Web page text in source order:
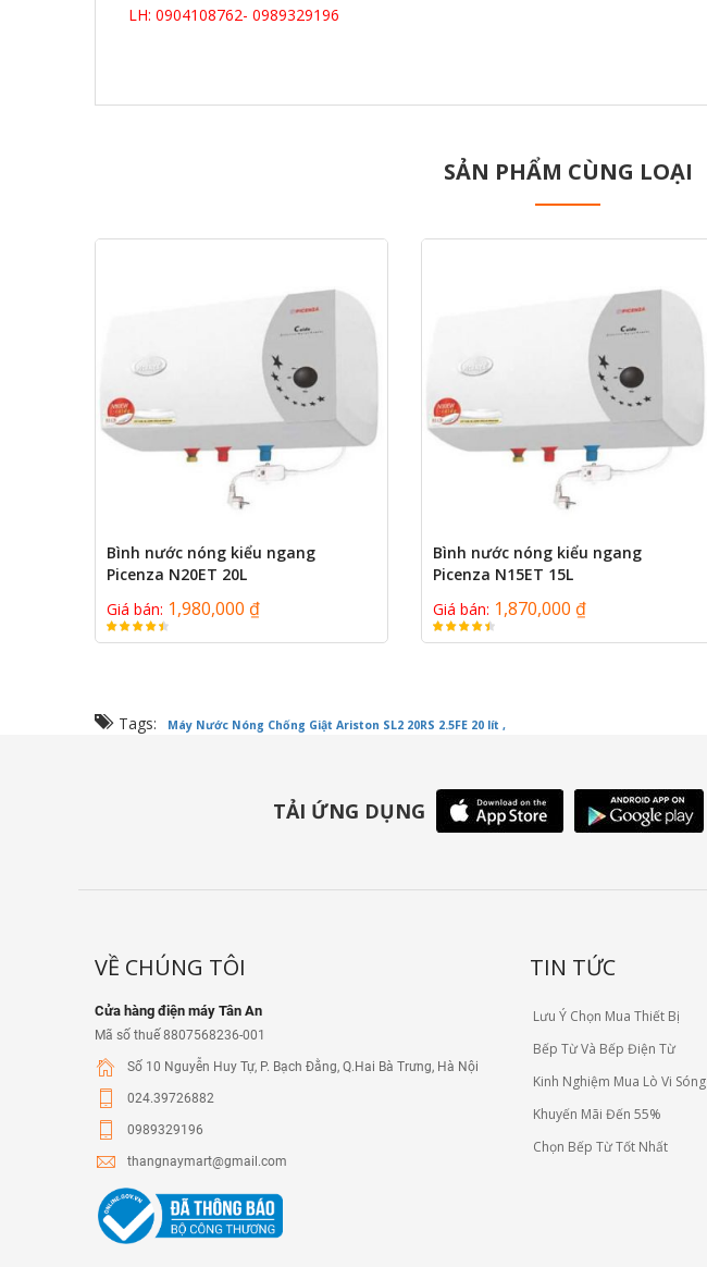
LH: 0904108762- 0989329196
SẢN PHẨM CÙNG LOẠI
Bình nước nóng kiểu ngang
Picenza N20ET 20L
Giá bán: 1,980,000 ₫
Bình nước nóng kiểu ngang
Picenza N15ET 15L
Giá bán: 1,870,000 ₫
Tags: Máy Nước Nóng Chống Giật Ariston SL2 20RS 2.5FE 20 lít ,
TẢI ỨNG DỤNG
VỀ CHÚNG TÔI
Cửa hàng điện máy Tân An
Mã số thuế 8807568236-001
Số 10 Nguyễn Huy Tự, P. Bạch Đằng, Q.Hai Bà Trưng, Hà Nội
024.39726882
0989329196
thangnaymart@gmail.com
TIN TỨC
Lưu Ý Chọn Mua Thiết Bị
Bếp Từ Và Bếp Điện Từ
Kinh Nghiệm Mua Lò Vi Sóng
Khuyến Mãi Đến 55%
Chọn Bếp Từ Tốt Nhất